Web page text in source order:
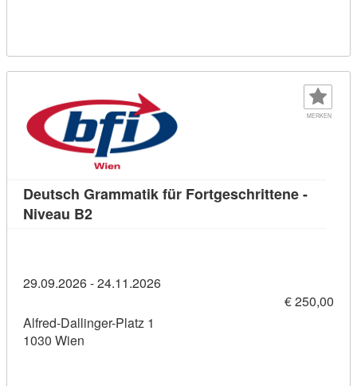
MERKEN
Deutsch Grammatik für Fortgeschrittene -
Niveau B2Kursdetail: Deutsch Grammatik für
29.09.2026 - 24.11.2026
€ 250,00
Alfred-Dallinger-Platz 1
1030 Wien